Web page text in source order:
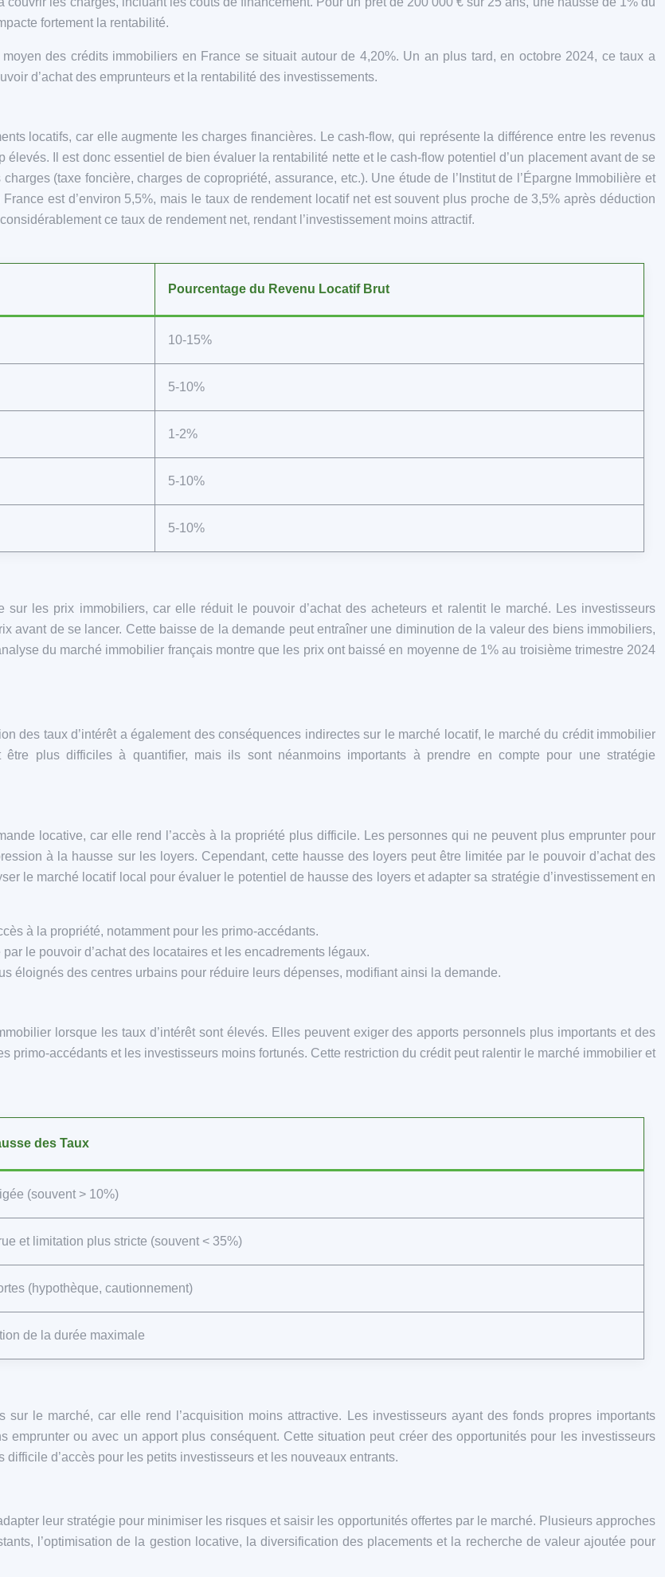
fortement la rentabilité.
des crédits immobiliers en France se situait autour de 4,20%. Un an plus tard, en octobre 2024, ce taux a
d’achat des emprunteurs et la rentabilité des investissements.
locatifs, car elle augmente les charges financières. Le cash-flow, qui représente la différence entre les revenus
élevés. Il est donc essentiel de bien évaluer la rentabilité nette et le cash-flow potentiel d’un placement avant de se
(taxe foncière, charges de copropriété, assurance, etc.). Une étude de l’Institut de l’Épargne Immobilière et
est d’environ 5,5%, mais le taux de rendement locatif net est souvent plus proche de 3,5% après déduction
ce taux de rendement net, rendant l’investissement moins attractif.
Pourcentage du Revenu Locatif Brut
10-15%
5-10%
1-2%
5-10%
5-10%
les prix immobiliers, car elle réduit le pouvoir d’achat des acheteurs et ralentit le marché. Les investisseurs
avant de se lancer. Cette baisse de la demande peut entraîner une diminution de la valeur des biens immobiliers,
du marché immobilier français montre que les prix ont baissé en moyenne de 1% au troisième trimestre 2024
des taux d’intérêt a également des conséquences indirectes sur le marché locatif, le marché du crédit immobilier
plus difficiles à quantifier, mais ils sont néanmoins importants à prendre en compte pour une stratégie
locative, car elle rend l’accès à la propriété plus difficile. Les personnes qui ne peuvent plus emprunter pour
à la hausse sur les loyers. Cependant, cette hausse des loyers peut être limitée par le pouvoir d’achat des
le marché locatif local pour évaluer le potentiel de hausse des loyers et adapter sa stratégie d’investissement en
à la propriété, notamment pour les primo-accédants.
le pouvoir d’achat des locataires et les encadrements légaux.
éloignés des centres urbains pour réduire leurs dépenses, modifiant ainsi la demande.
lorsque les taux d’intérêt sont élevés. Elles peuvent exiger des apports personnels plus importants et des
primo-accédants et les investisseurs moins fortunés. Cette restriction du crédit peut ralentir le marché immobilier et
des Taux
(souvent > 10%)
et limitation plus stricte (souvent < 35%)
(hypothèque, cautionnement)
de la durée maximale
sur le marché, car elle rend l’acquisition moins attractive. Les investisseurs ayant des fonds propres importants
ou avec un apport plus conséquent. Cette situation peut créer des opportunités pour les investisseurs
d’accès pour les petits investisseurs et les nouveaux entrants.
leur stratégie pour minimiser les risques et saisir les opportunités offertes par le marché. Plusieurs approches
l’optimisation de la gestion locative, la diversification des placements et la recherche de valeur ajoutée pour